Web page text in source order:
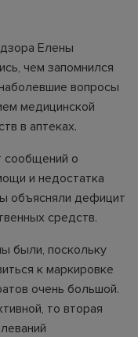
Елены
чем запомнился
вопросы
медицинской
в аптеках.
сообщений о
и недостатка
объясняли дефицит
средств.
были, поскольку
к маркировке
очень большой.
то вторая